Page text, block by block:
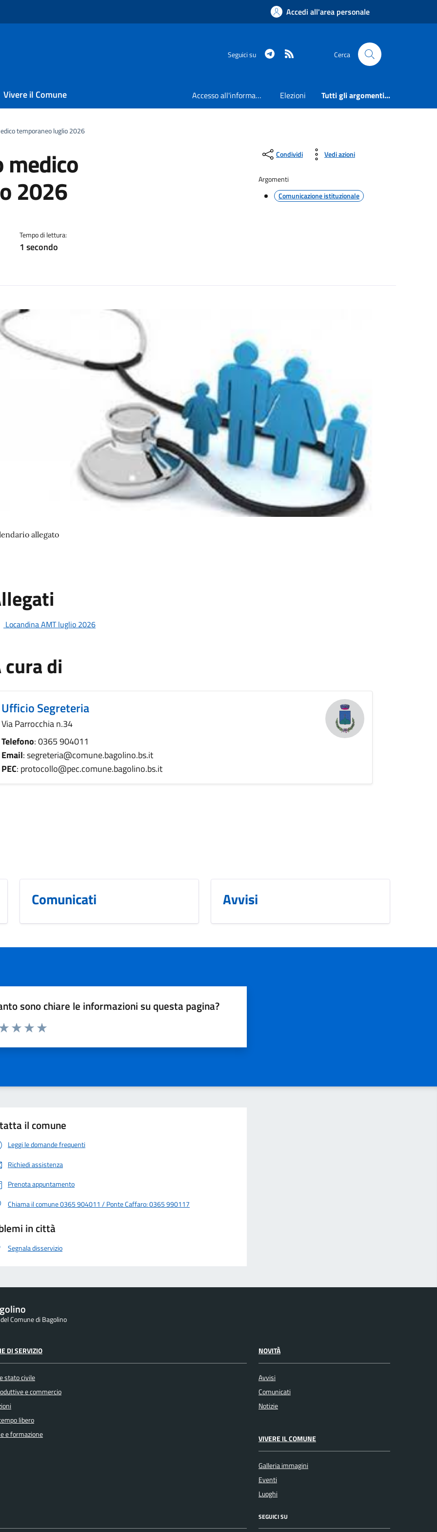
Accedi all'area personale
Seguici su Telegram Cerca
Vivere il Comune Accesso all'informazione Elezioni Tutti gli argomenti...
temporaneo luglio 2026
2026
Tempo di lettura:
1 secondo
Condividi Vedi azioni
Argomenti
Comunicazione istituzionale
allegato
Locandina AMT luglio 2026
cura di
Ufficio Segreteria
Via Parrocchia n.34
Telefono: 0365 904011
Email: segreteria@comune.bagolino.bs.it
PEC: protocollo@pec.comune.bagolino.bs.it
Comunicati Avvisi
sono chiare le informazioni su questa pagina?
1 a 5 stelle la pagina
il comune
Leggi le domande frequenti
Richiedi assistenza
Prenota appuntamento
Chiama il comune 0365 904011 / Ponte Caffaro: 0365 990117
in città
Segnala disservizio
Comune di Bagolino
DI SERVIZIO
stato civile
e commercio
libero
e formazione
NOVITÀ
Avvisi
Comunicati
Notizie
VIVERE IL COMUNE
Galleria immagini
Eventi
Luoghi
SEGUICI SU